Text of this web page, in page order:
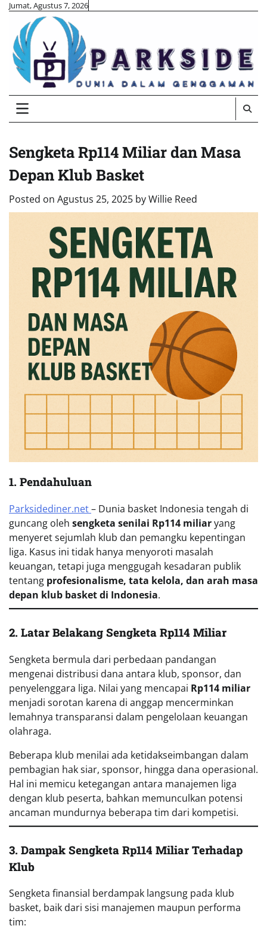
Skip
content
Jumat, Agustus 7, 2026
Sengketa Rp114 Miliar dan Masa
Depan Klub Basket
Posted on Agustus 25, 2025 byWillie Reed
1. Pendahuluan
Parksidediner.net– Dunia basket Indonesia tengah di
guncang oleh sengketa senilai Rp114 miliaryang
menyeret sejumlah klub dan pemangku kepentingan
liga. Kasus ini tidak hanya menyoroti masalah
keuangan, tetapi juga menggugah kesadaran publik
tentang profesionalisme, tata kelola, dan arah masa
depan klub basket di Indonesia.
2. Latar Belakang Sengketa Rp114 Miliar
Sengketa bermula dari perbedaan pandangan
mengenai distribusi dana antara klub, sponsor, dan
penyelenggara liga. Nilai yang mencapai Rp114 miliar
menjadi sorotan karena di anggap mencerminkan
lemahnya transparansi dalam pengelolaan keuangan
olahraga.
Beberapa klub menilai ada ketidakseimbangan dalam
pembagian hak siar, sponsor, hingga dana operasional.
Hal ini memicu ketegangan antara manajemen liga
dengan klub peserta, bahkan memunculkan potensi
ancaman mundurnya beberapa tim dari kompetisi.
3. Dampak Sengketa Rp114 Miliar Terhadap
Klub
Sengketa finansial berdampak langsung pada klub
basket, baik dari sisi manajemen maupun performa
tim: